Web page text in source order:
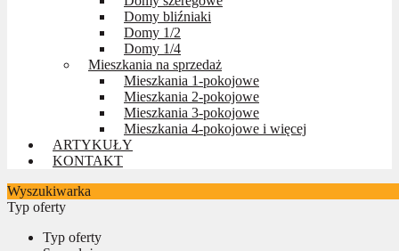
Domy bliźniaki
Domy 1/2
Domy 1/4
Mieszkania na sprzedaż
Mieszkania 1-pokojowe
Mieszkania 2-pokojowe
Mieszkania 3-pokojowe
Mieszkania 4-pokojowe i więcej
ARTYKUŁY
KONTAKT
Wyszukiwarka
Typ oferty
Typ oferty